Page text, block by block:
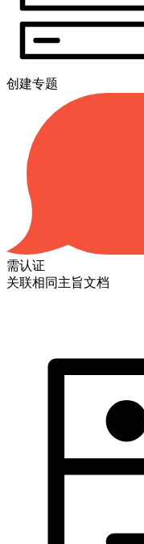
创建专题
需认证
关联相同主旨文档